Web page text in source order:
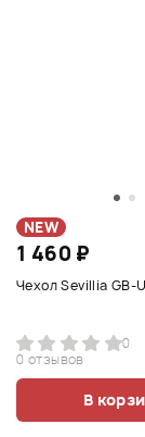
NEW
1 460 ₽
Чехол Sevillia GB-
0
0 отзывов
В